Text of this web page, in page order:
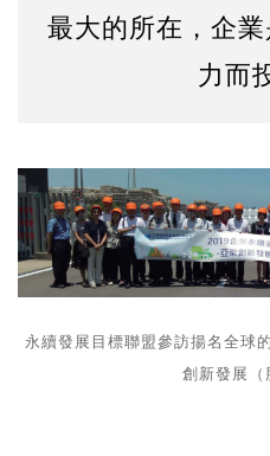
最大的所在，企
力而
永續發展目標聯盟參訪揚名全球
創新發展（